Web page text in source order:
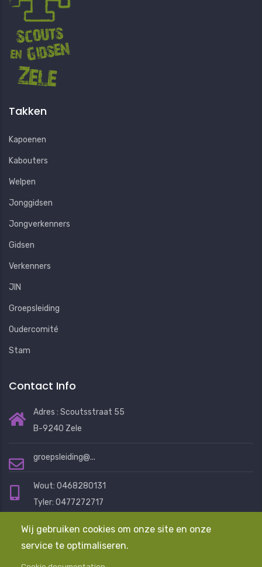
Wij gebruiken cookies om onze site en onze
service te optimaliseren.
Takken
Kapoenen
Kabouters
Welpen
Jonggidsen
Jongverkenners
Gidsen
Verkenners
JIN
Groepsleiding
Oudercomité
Stam
Contact Info
Adres : Scoutsstraat 55
B-9240 Zele
groepsleiding@...
Wout: 0468280131
Tyler: 0477272717
Mail ons en we helpen je graag